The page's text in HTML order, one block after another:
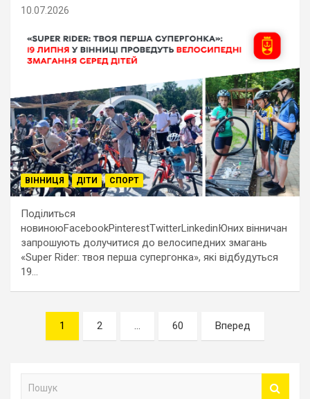
10.07.2026
ВІННИЦЯ ДІТИ СПОРТ
Поділиться
новиноюFacebookPinterestTwitterLinkedinЮних вінничан
запрошують долучитися до велосипедних змагань
«Super Rider: твоя перша супергонка», які відбудуться
19…
Навігація
записів
1 2 60 Вперед